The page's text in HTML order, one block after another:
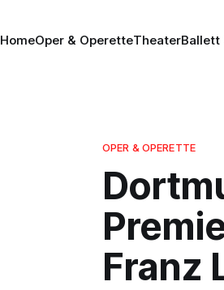
HomeOper & OperetteTheaterBallett
OPER & OPERETTE
Franz